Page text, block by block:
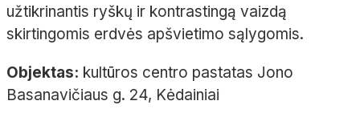
užtikrinantis ryškų ir kontrastingą vaizdą
skirtingomis erdvės apšvietimo sąlygomis.
Objektas: kultūros centro pastatas Jono
Basanavičiaus g. 24, Kėdainiai